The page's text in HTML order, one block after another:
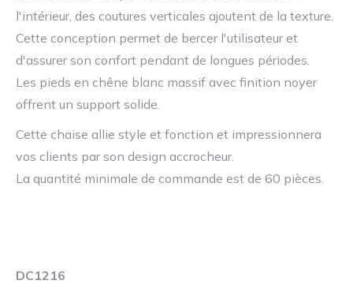
l'intérieur, des coutures verticales ajoutent de la texture.
Cette conception permet de bercer l'utilisateur et
d'assurer son confort pendant de longues périodes.
Les pieds en chêne blanc massif avec finition noyer
offrent un support solide.
Cette chaise allie style et fonction et impressionnera
vos clients par son design accrocheur.
La quantité minimale de commande est de 60 pièces.
DC1216